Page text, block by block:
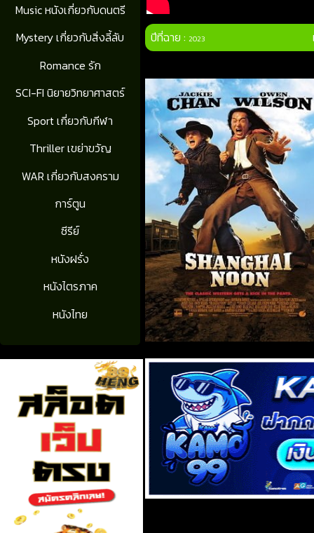
Music หนังเกี่ยวกับดนตรี
Mystery เกี่ยวกับสิ่งลี้ลับ
Romance รัก
SCI-FI นิยายวิทยาศาสตร์
Sport เกี่ยวกับกีฬา
Thriller เขย่าขวัญ
WAR เกี่ยวกับสงคราม
การ์ตูน
ซีรีย์
หนังฝรั่ง
หนังไตรภาค
หนังไทย
ปีที่ฉาย :2023